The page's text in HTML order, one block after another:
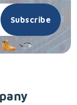
Subscribe